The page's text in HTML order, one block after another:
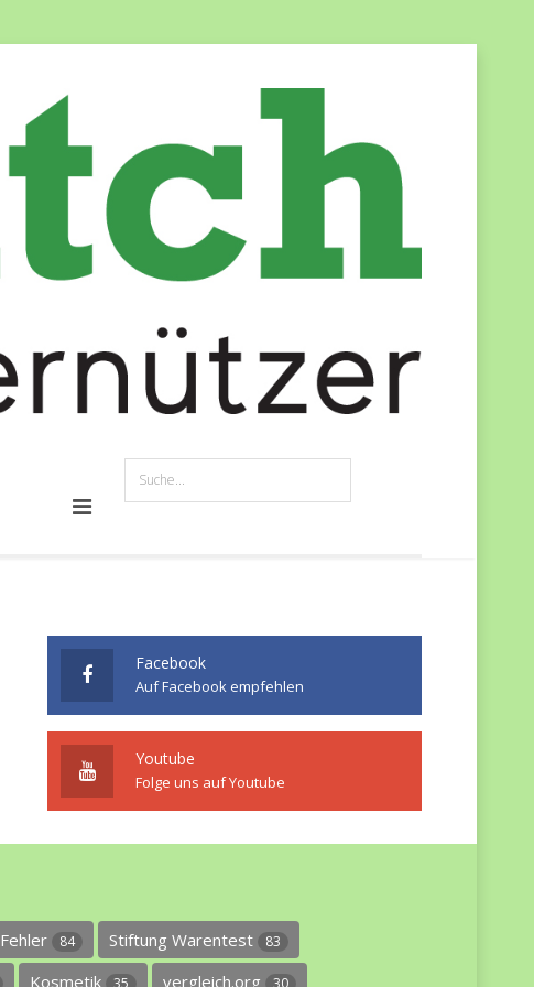
Facebook
Auf Facebook empfehlen
Youtube
Folge uns auf Youtube
Fehler 84 Stiftung Warentest 83
Kosmetik 35 vergleich.org 30